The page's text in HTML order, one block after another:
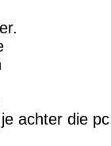
achter die